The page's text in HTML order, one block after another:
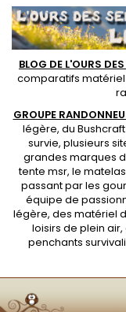
BLOG DE L'OURS
comparatifs
GROUPE
légère, du
survie, plusieurs
grandes marques
tente msr, le
passant par les
équipe de
légère, des matériel
loisirs de plein
penchants